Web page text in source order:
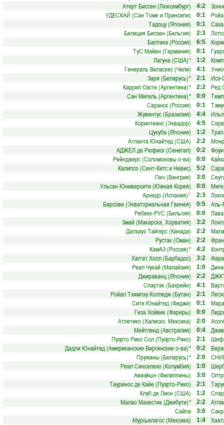
Атерт Биссен (Люксембург)
4:2
УДЕСКАЙ (Сан Томе и Принсипи)
0:1
Тадоцу (Япония)
0:1
Белиция Билзен (Бельгия)
2:3
Балтика (Россия)
6:5
ТуС Майен (Германия)
0:1
Лагуна (США)* 1:2
Генераль Веласкес (Чили)
4:1
Заря (Беларусь)* 2:1
Каррил Оэсте (Аргентина)* 2:2
Ред
Сан Мигель (Аргентина)* 0:0
Саранск (Россия)
0:1
Жувентус (Бразилия)
4:4
Коринтианс (Эквадор)
4:5
Цукуба (Япония)
1:2
Атланта Юнайтед (США)
2:2
АДЖЕЛ де Рюфиск (Сенегал)
0:2
Рейнджерс (Соломоновы о-ва)
0:0
Калипсо (Сент-Китс и Невис)
5:2
Печ (Венгрия)
3:0
Ульсан Юниверсити (Южная Корея)
0:0
Арнедо (Испания) с 2:3
Барсове (Экваториальная Гвинея)
0:5
Аль-
Ребекк-РУС (Бельгия)
0:0
Змай (Макарска, Хорватия)
3:2
Далхауз Тайгерс (Канада)
2:2
Рустак (Оман)
2:2
КамАЗ (Россия)* 4:2
Хаггат Холл (Барбадос)
3:2
Реал Чукай (Малайзия)
1:0
Джираванц (Япония)
2:2
Спартак (Бахрейн)
4:1
Ройал Тхимпху Колледж (Бутан)
2:1
Сити Юнайтед (Фиджи)
0:1
Гиза Хойвик (Фареры)
0:0
Атлетико (Халиско, Мексика)
2:0
Мейтленд (Австралия)
0:4
Пуэрто Рико Сол (Пуэрто-Рико)
2:1
Дадли Юнайтед (Американские Виргинские о-ва)* 0:2
Пружаны (Беларусь)* 2:0
Реал Синселехо (Колумбия)
1:0
Авиэйшн (Филиппины)
3:0
Тауринос де Кайе (Пуэрто-Рико)
2:1
Клуб де Лион (США)
1:2
Малао Махестик (Джибути)* 2:2
Сайпа
3:0
Мурсьелагос (Мексика)
1:4